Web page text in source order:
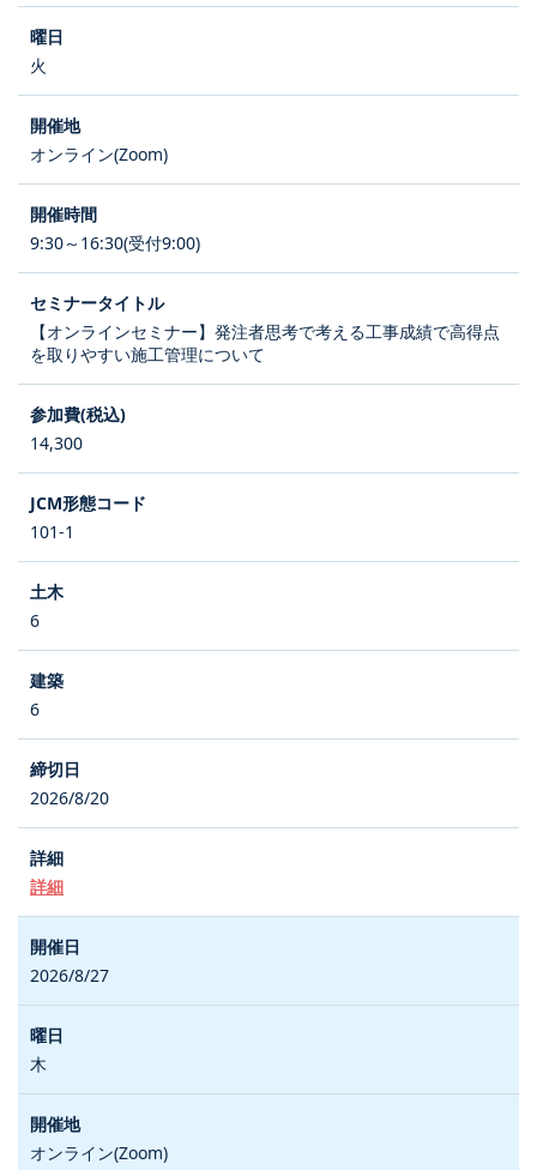
火
オンライン(Zoom)
9:30～16:30(受付9:00)
【オンラインセミナー】発注者思考で考える工事成績で高得点
を取りやすい施工管理について
14,300
101-1
6
6
2026/8/20
詳細
2026/8/27
木
オンライン(Zoom)